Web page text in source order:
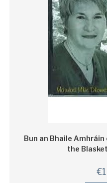
Bun an Bhaile
the
€